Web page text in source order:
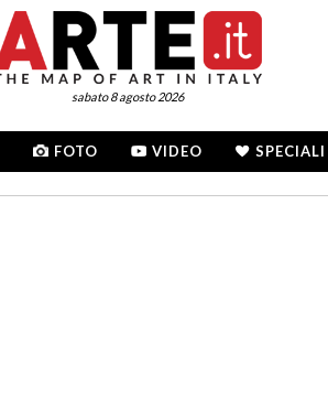
sabato 8 agosto 2026
FOTO VIDEO SPECIALI